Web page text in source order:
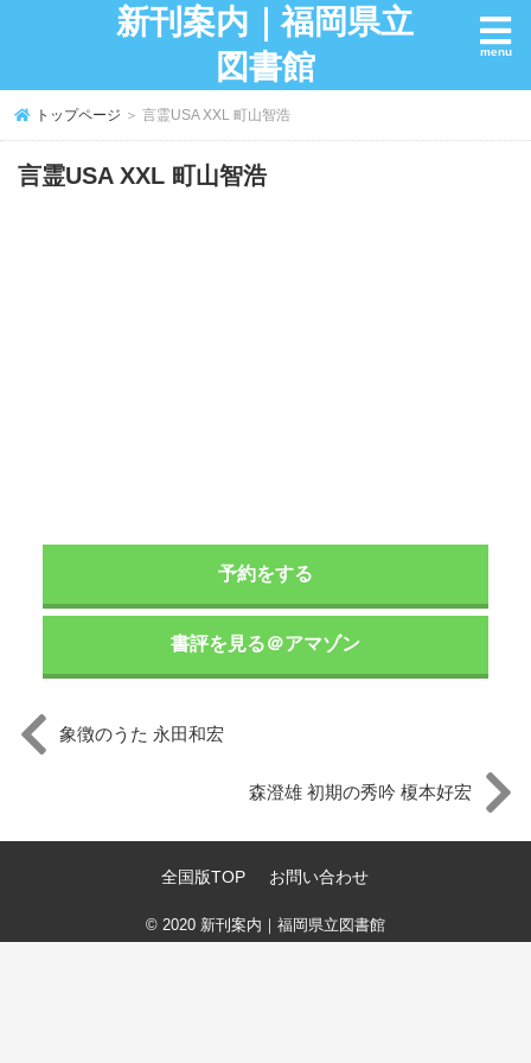
新刊案内｜福岡県立
図書館
トップページ ＞ 言霊USA XXL 町山智浩
言霊USA XXL 町山智浩
予約をする
書評を見る＠アマゾン
象徴のうた 永田和宏
森澄雄 初期の秀吟 榎本好宏
全国版TOP お問い合わせ
© 2020 新刊案内｜福岡県立図書館